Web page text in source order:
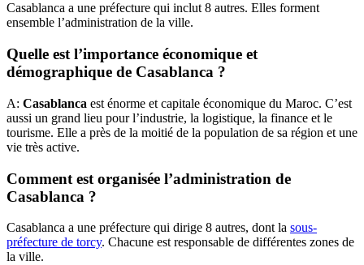
Casablanca a une préfecture qui inclut 8 autres. Elles forment
ensemble l’administration de la ville.
Quelle est l’importance économique et
démographique de Casablanca ?
A: Casablanca est énorme et capitale économique du Maroc. C’est
aussi un grand lieu pour l’industrie, la logistique, la finance et le
tourisme. Elle a près de la moitié de la population de sa région et une
vie très active.
Comment est organisée l’administration de
Casablanca ?
Casablanca a une préfecture qui dirige 8 autres, dont la sous-
préfecture de torcy. Chacune est responsable de différentes zones de
la ville.